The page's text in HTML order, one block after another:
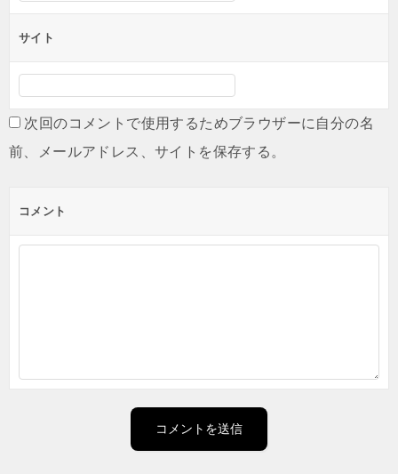
サイト
次回のコメントで使用するためブラウザーに自分の名
前、メールアドレス、サイトを保存する。
コメント